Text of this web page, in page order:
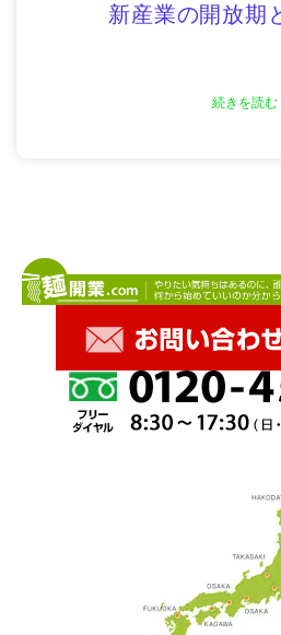
新産業の開放期
続きを読む